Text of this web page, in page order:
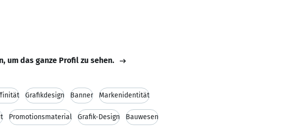
um das ganze Profil zu sehen.
Grafikdesign Banner Markenidentität
Promotionsmaterial Grafik-Design Bauwesen